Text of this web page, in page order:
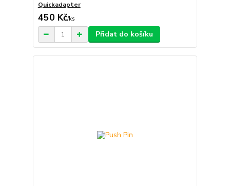
Quickadapter
450 Kč/ks
Přidat do košíku